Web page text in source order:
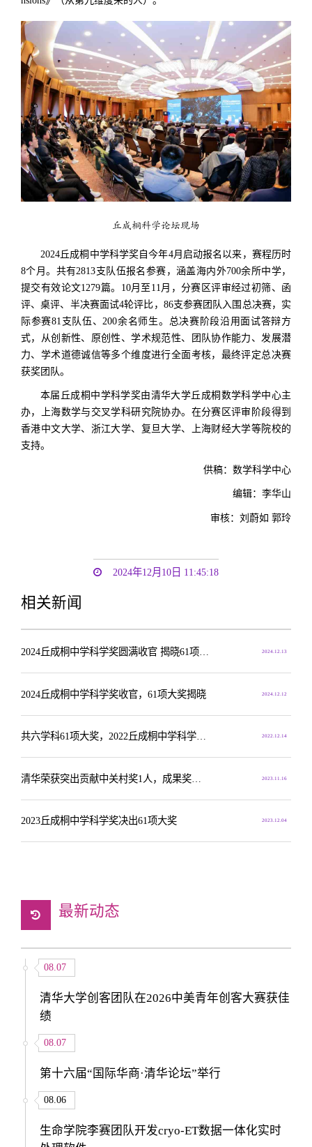
丘成桐科学论坛现场
2024丘成桐中学科学奖自今年4月启动报名以来，赛程历时
8个月。共有2813支队伍报名参赛，涵盖海内外700余所中学，
提交有效论文1279篇。10月至11月，分赛区评审经过初筛、函
评、桌评、半决赛面试4轮评比，86支参赛团队入围总决赛，实
际参赛81支队伍、200余名师生。总决赛阶段沿用面试答辩方
式，从创新性、原创性、学术规范性、团队协作能力、发展潜
力、学术道德诚信等多个维度进行全面考核，最终评定总决赛
获奖团队。
本届丘成桐中学科学奖由清华大学丘成桐数学科学中心主
办，上海数学与交叉学科研究院协办。在分赛区评审阶段得到
香港中文大学、浙江大学、复旦大学、上海财经大学等院校的
支持。
供稿：数学科学中心
编辑：李华山
审核：刘蔚如 郭玲
2024年12月10日 11:45:18
相关新闻
2024.12.13
2024.12.12
2024丘成桐中学科学奖收官，61项大奖揭晓
2022.12.14
共六学科61项大奖，2022丘成桐中学科学奖揭晓
2023.11.16
2023.12.04
2023丘成桐中学科学奖决出61项大奖
最新动态
08.07
清华大学创客团队在2026中美青年创客大赛获佳
绩
08.07
第十六届“国际华商·清华论坛”举行
08.06
生命学院李赛团队开发cryo-ET数据一体化实时